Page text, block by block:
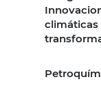
climáticas